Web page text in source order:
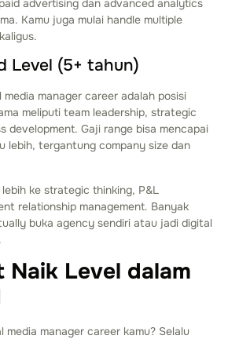
advertising dan advanced analytics
Kamu juga mulai handle multiple
Level (5+ tahun)
media manager career adalah posisi
meliputi team leadership, strategic
development. Gaji range bisa mencapai
lebih, tergantung company size dan
ke strategic thinking, P&L
relationship management. Banyak
buka agency sendiri atau jadi digital
Naik Level dalam
manager career kamu? Selalu